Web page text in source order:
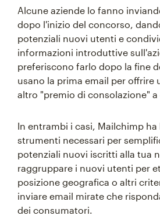
Alcune aziende lo fanno
dopo l'inizio del concorso,
potenziali nuovi utenti e
informazioni introduttive
preferiscono farlo dopo la fine
usano la prima email per offrire
altro "premio di consolazione"
In entrambi i casi, Mailchimp
strumenti necessari per
potenziali nuovi iscritti alla tua
raggruppare i nuovi utenti per
posizione geografica o altri
inviare email mirate che
dei consumatori.